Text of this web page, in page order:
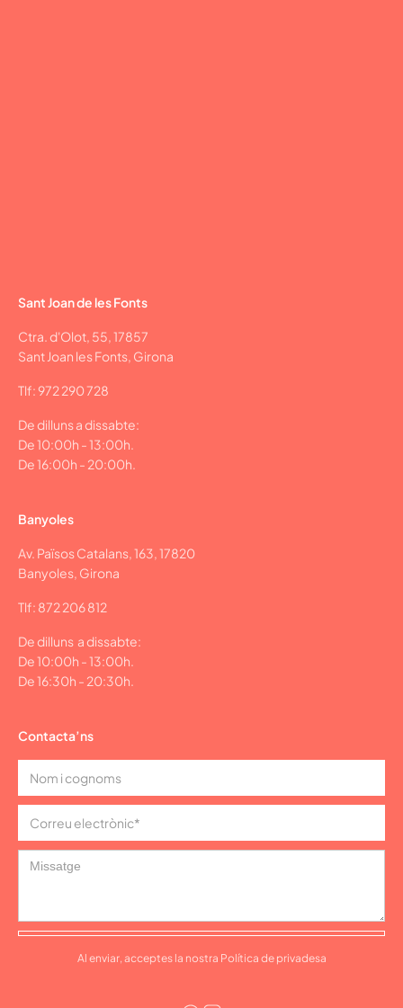
Sant Joan de les Fonts
Ctra. d'Olot, 55, 17857
Sant Joan les Fonts, Girona
Tlf: 972 290 728
De dilluns a dissabte:
De 10:00h - 13:00h.
De 16:00h - 20:00h.
Banyoles
Av. Països Catalans, 163, 17820
Banyoles, Girona
Tlf: 872 206 812
De dilluns a dissabte:
De 10:00h - 13:00h.
De 16:30h - 20:30h.
Contacta’ns
Al enviar, acceptes la nostra Política de privadesa